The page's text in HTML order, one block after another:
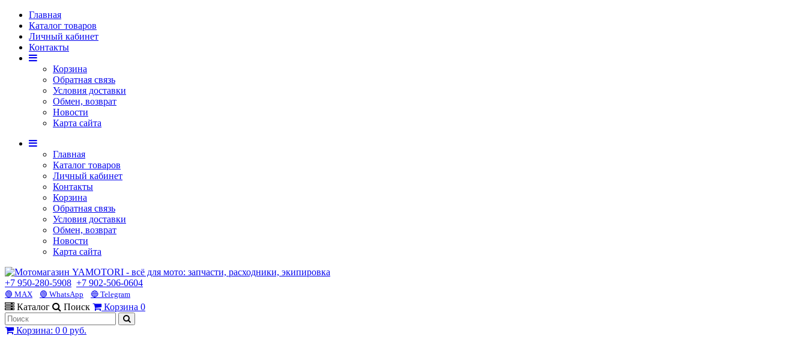
Главная
Каталог товаров
Личный кабинет
Контакты
Корзина
Обратная связь
Условия доставки
Обмен, возврат
Новости
Карта сайта
Главная
Каталог товаров
Личный кабинет
Контакты
Корзина
Обратная связь
Условия доставки
Обмен, возврат
Новости
Карта сайта
+7 950-280-5908 +7 902-506-0604
🟢 MAX 🟢 WhatsApp 🔵 Telegram
Каталог Поиск Корзина 0
Корзина: 0 0 руб.